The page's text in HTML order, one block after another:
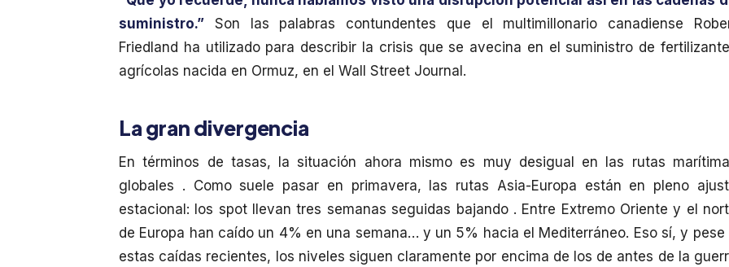
suministro.” Son las palabras contundentes que el multimillonario canadiense
Friedland ha utilizado para describir la crisis que se avecina en el suministro de
agrícolas nacida en Ormuz, en el Wall Street Journal.
La gran divergencia
En términos de tasas, la situación ahora mismo es muy desigual en las rutas
globales . Como suele pasar en primavera, las rutas Asia-Europa están en pleno
estacional: los spot llevan tres semanas seguidas bajando . Entre Extremo Oriente y el
de Europa han caído un 4% en una semana… y un 5% hacia el Mediterráneo. Eso sí, y pese
estas caídas recientes, los niveles siguen claramente por encima de los de antes de la